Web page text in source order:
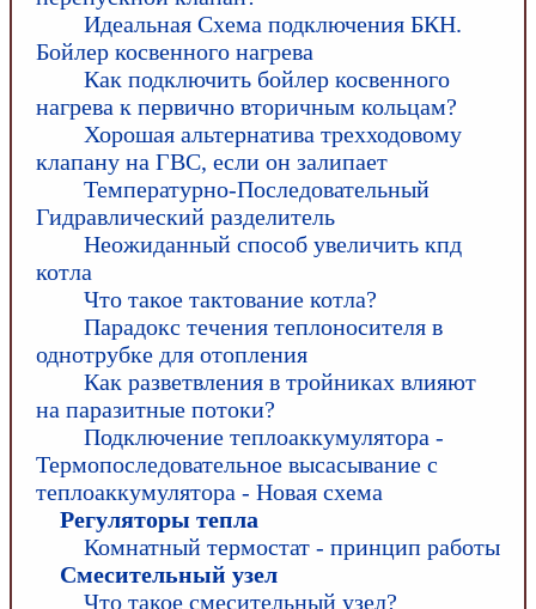
Идеальная Схема подключения БКН.
Бойлер косвенного нагрева
Как подключить бойлер косвенного
нагрева к первично вторичным кольцам?
Хорошая альтернатива трехходовому
клапану на ГВС, если он залипает
Температурно-Последовательный
Гидравлический разделитель
Неожиданный способ увеличить кпд
котла
Что такое тактование котла?
Парадокс течения теплоносителя в
однотрубке для отопления
Как разветвления в тройниках влияют
на паразитные потоки?
Подключение теплоаккумулятора -
Термопоследовательное высасывание с
теплоаккумулятора - Новая схема
Регуляторы тепла
Комнатный термостат - принцип работы
Смесительный узел
Что такое смесительный узел?